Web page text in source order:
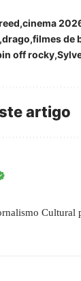
cinema
drago filmes de
off rocky
artigo
Cultural